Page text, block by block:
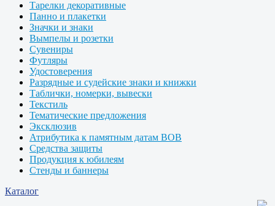
Тарелки декоративные
Панно и плакетки
Значки и знаки
Вымпелы и розетки
Сувениры
Футляры
Удостоверения
Разрядные и судейские знаки и книжки
Таблички, номерки, вывески
Текстиль
Тематические предложения
Эксклюзив
Атрибутика к памятным датам ВОВ
Средства защиты
Продукция к юбилеям
Стенды и баннеры
Каталог